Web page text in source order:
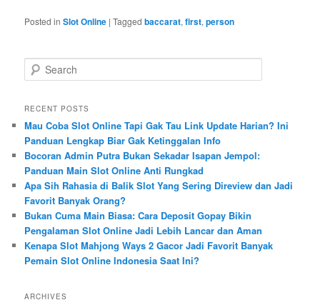
Posted in Slot Online |Tagged baccarat,first,person
e
r
h
RECENT POSTS
Mau Coba Slot Online Tapi Gak Tau Link Update Harian? Ini
Panduan Lengkap Biar Gak Ketinggalan Info
Bocoran Admin Putra Bukan Sekadar Isapan Jempol:
Panduan Main Slot Online Anti Rungkad
Apa Sih Rahasia di Balik Slot Yang Sering Direview dan Jadi
Favorit Banyak Orang?
Bukan Cuma Main Biasa: Cara Deposit Gopay Bikin
Pengalaman Slot Online Jadi Lebih Lancar dan Aman
Kenapa Slot Mahjong Ways 2 Gacor Jadi Favorit Banyak
Pemain Slot Online Indonesia Saat Ini?
ARCHIVES